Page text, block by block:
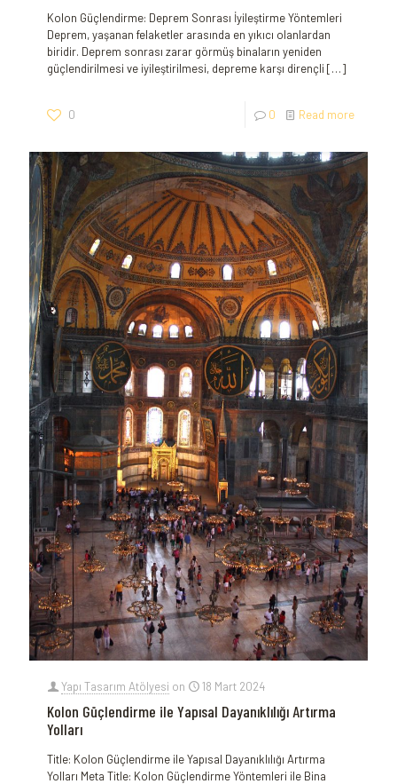
Kolon Güçlendirme: Deprem Sonrası İyileştirme Yöntemleri
Deprem, yaşanan​ felaketler⁢ arasında en yıkıcı olanlardan
‌biridir. Deprem sonrası zarar görmüş⁣ binaların yeniden
güçlendirilmesi ve iyileştirilmesi,‌ depreme karşı dirençli […]
0 0 Read more
Yapı Tasarım Atölyesi on 18 Mart 2024
Kolon Güçlendirme ile Yapısal Dayanıklılığı Artırma
Yolları
Title: Kolon Güçlendirme ile Yapısal Dayanıklılığı Artırma
Yolları Meta Title: Kolon Güçlendirme Yöntemleri ile Bina